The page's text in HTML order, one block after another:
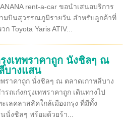
rent-a-car ขอนำเสนอบริการ
ามบินสุวรรณภูมิรายวัน สำหรับลูกค้าที่
ก Toyota Yaris ATIV...
รุงเทพราคาถูก นั่งชิลๆ ณ
บางแสน
พราคาถูก นั่งชิลๆ ณ ตลาดเกาหลีบาง
รถเก๋งกรุงเทพราคาถูก เดินทางไป
เลคลาสสิคใกล้เมืองกรุง ที่มีทั้ง
นั่งชิลๆ พร้อมด้วยร้า...